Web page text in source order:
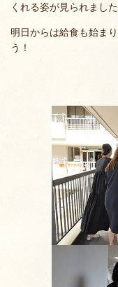
くれる姿が見られました
明日からは給食も始ま
う！